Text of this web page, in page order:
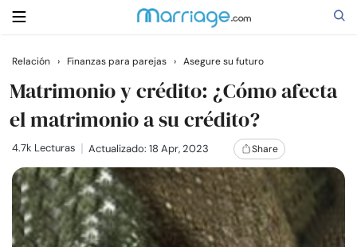
Buscar
Casarse
Relaciones
Familia
Relación › Finanzas para parejas › Asegure su futuro
Matrimonio y crédito: ¿Cómo afecta
el matrimonio a su crédito?
4.7k Lecturas Actualizado: 18 Apr, 2023 Share